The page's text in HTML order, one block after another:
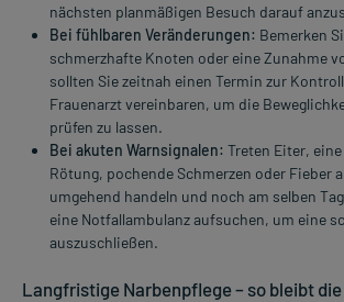
nächsten planmäßigen Besuch darauf
Bei fühlbaren Veränderungen: Bemerken
schmerzhafte Knoten oder eine Zunahme
sollten Sie zeitnah einen Termin zur
Frauenarzt vereinbaren, um die
prüfen zu lassen.
Bei akuten Warnsignalen: Treten Eiter,
Rötung, pochende Schmerzen oder Fieber
umgehend handeln und noch am selben
eine Notfallambulanz aufsuchen, um eine
auszuschließen.
Langfristige Narbenpflege – so bleibt